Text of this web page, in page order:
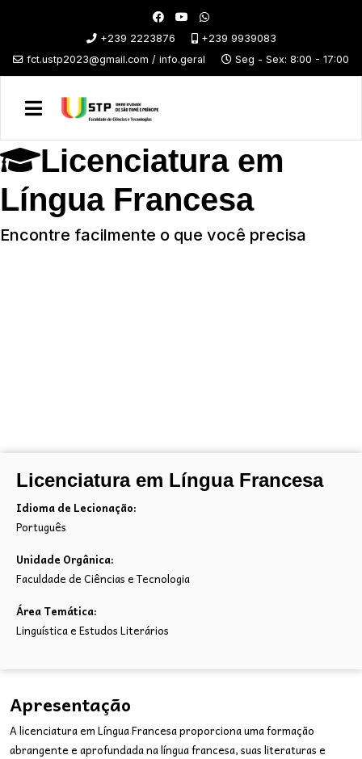
+239 2223876
+239 9939083
fct.ustp2023@gmail.com / info.geral
Seg - Sex: 8:00 - 17:00
Licenciatura em
Língua Francesa
Encontre facilmente o que você precisa
Licenciatura em Língua Francesa
Idioma de Lecionação:
Português
Unidade Orgânica:
Faculdade de Ciências e Tecnologia
Área Temática:
Linguística e Estudos Literários
Apresentação
A licenciatura em Língua Francesa proporciona uma formação
abrangente e aprofundada na língua francesa, suas literaturas e